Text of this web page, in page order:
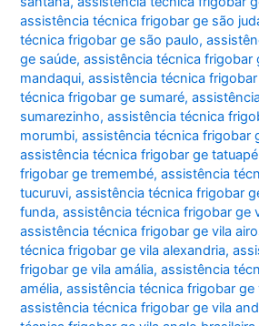
assistência técnica frigobar ge são
técnica frigobar ge são paulo,
ge saúde,assistência técnica frigobar
mandaqui,assistência técnica
técnica frigobar ge sumaré,
sumarezinho,assistência técnica
morumbi,assistência técnica frigobar
assistência técnica frigobar ge tatuapé
frigobar ge tremembé,assistência
tucuruvi,assistência técnica frigobar
funda,assistência técnica frigobar ge
assistência técnica frigobar ge vila
técnica frigobar ge vila alexandria,
frigobar ge vila amália,assistência
amélia,assistência técnica frigobar ge
assistência técnica frigobar ge vila